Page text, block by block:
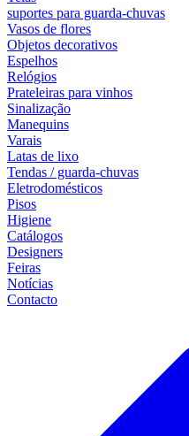
suportes para guarda-chuvas
Vasos de flores
Objetos decorativos
Espelhos
Relógios
Prateleiras para vinhos
Sinalização
Manequins
Varais
Latas de lixo
Tendas / guarda-chuvas
Eletrodomésticos
Pisos
Higiene
Catálogos
Designers
Feiras
Notícias
Contacto